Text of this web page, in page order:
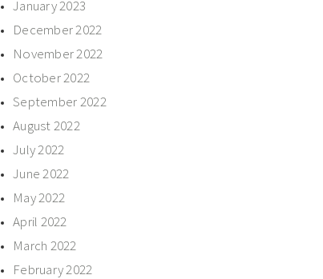
January 2023
December 2022
November 2022
October 2022
September 2022
August 2022
July 2022
June 2022
May 2022
April 2022
March 2022
February 2022